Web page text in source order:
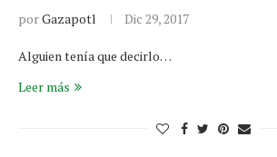
porGazapotl Dic 29, 2017
Alguien tenía que decirlo…
Leer más